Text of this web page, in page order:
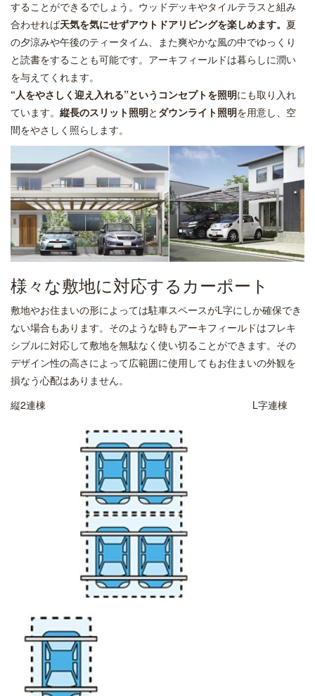
することができるでしょう。ウッドデッキやタイルテラスと組み
合わせれば天気を気にせずアウトドアリビングを楽しめます。 夏
の夕涼みや午後のティータイム、また爽やかな風の中でゆっくり
と読書をすることも可能です。アーキフィールドは暮らしに潤い
を与えてくれます。
“人をやさしく迎え入れる”というコンセプトを照明にも取り入れ
ています。 縦長のスリット照明と ダウンライト照明を用意し、空
間をやさしく照らします。
様々な敷地に対応するカーポート
敷地やお住まいの形によっては駐車スペースがL字にしか確保でき
ない場合もあります。そのような時もアーキフィールドはフレキ
シブルに対応して敷地を無駄なく使い切ることができます。その
デザイン性の高さによって広範囲に使用してもお住まいの外観を
損なう心配はありません。
縦2連棟 L字連棟